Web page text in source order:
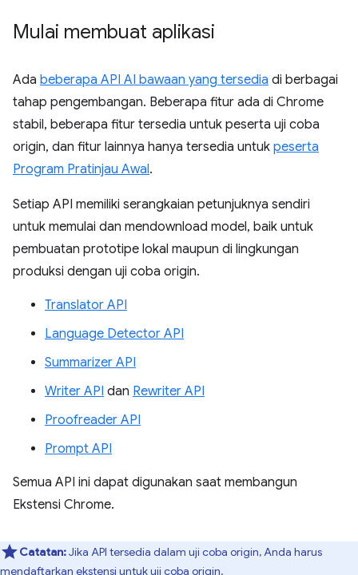
Mulai membuat aplikasi
Ada beberapa API AI bawaan yang tersedia di berbagai
tahap pengembangan. Beberapa fitur ada di Chrome
stabil, beberapa fitur tersedia untuk peserta uji coba
origin, dan fitur lainnya hanya tersedia untuk peserta
Program Pratinjau Awal.
Setiap API memiliki serangkaian petunjuknya sendiri
untuk memulai dan mendownload model, baik untuk
pembuatan prototipe lokal maupun di lingkungan
produksi dengan uji coba origin.
Translator API
Language Detector API
Summarizer API
Writer API dan Rewriter API
Proofreader API
Prompt API
Semua API ini dapat digunakan saat membangun
Ekstensi Chrome.
Catatan:Jika API tersedia dalam uji coba origin, Anda harus
mendaftarkan ekstensi untuk uji coba origin.